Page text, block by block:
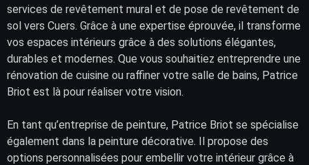
services de revêtement mural et de pose de revêtement de
sol vers Cuers. Grâce à une expertise éprouvée, il transforme
vos espaces intérieurs grâce à des solutions élégantes,
durables et modernes. Que vous souhaitiez entreprendre une
rénovation de cuisine ou raffiner votre salle de bains, Patrice
Briot est là pour réaliser votre vision.
En tant qu’entreprise de peinture, Patrice Briot se spécialise
également dans la peinture décorative. Il propose des
options personnalisées pour embellir votre intérieur grâce à